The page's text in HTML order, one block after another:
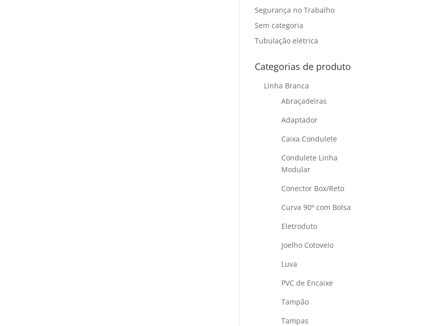
Segurança no Trabalho
Sem categoria
Tubulação elétrica
Categorias de produto
Linha Branca
Abraçadeiras
Adaptador
Caixa Condulete
Condulete Linha
Modular
Conector Box/Reto
Curva 90º com Bolsa
Eletroduto
Joelho Cotovelo
Luva
PVC de Encaixe
Tampão
Tampas